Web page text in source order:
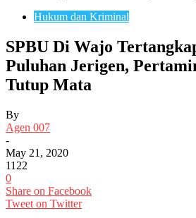
Hukum dan Kriminal
SPBU Di Wajo
Puluhan Jerigen,
Tutup Mata
By
Agen 007
-
May 21, 2020
1122
0
Share on Facebook
Tweet on Twitter